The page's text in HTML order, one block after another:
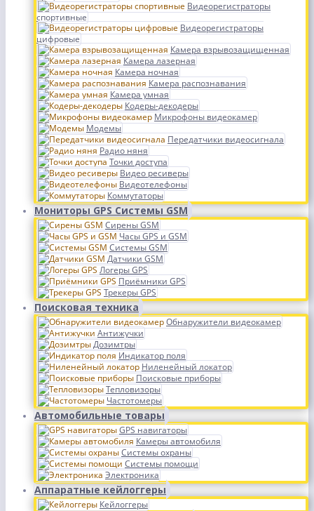
Видеорегистраторы
спортивные
Видеорегистраторы
цифровые
Камера взрывозащищенная
Камера лазерная
Камера ночная
Камера распознавания
Камера умная
Кодеры-декодеры
Микрофоны видеокамер
Модемы
Передатчики видеосигнала
Радио няня
Точки доступа
Видео ресиверы
Видеотелефоны
Коммутаторы
Мониторы GPS Системы GSM
Сирены GSM
Часы GPS и GSM
Системы GSM
Датчики GSM
Логеры GPS
Приёмники GPS
Трекеры GPS
Поисковая техника
Обнаружители видеокамер
Антижучки
Дозимтры
Индикатор поля
Ниленейный локатор
Поисковые приборы
Тепловизоры
Частотомеры
Автомобильные товары
GPS навигаторы
Камеры автомобиля
Системы охраны
Системы помощи
Электроника
Аппаратные кейлоггеры
Кейлоггеры